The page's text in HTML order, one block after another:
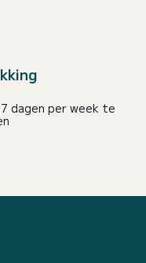
dagen per week te